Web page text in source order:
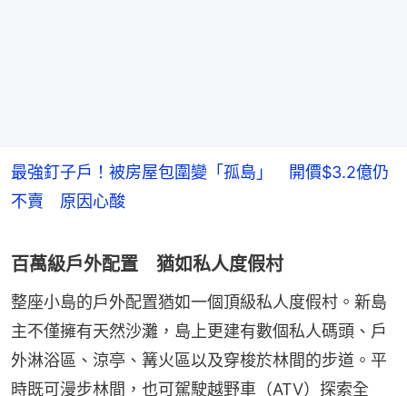
最強釘子戶！被房屋包圍變「孤島」 開價$3.2億仍
不賣 原因心酸
百萬級戶外配置 猶如私人度假村
整座小島的戶外配置猶如一個頂級私人度假村。新島
主不僅擁有天然沙灘，島上更建有數個私人碼頭、戶
外淋浴區、涼亭、篝火區以及穿梭於林間的步道。平
時既可漫步林間，也可駕駛越野車（ATV）探索全